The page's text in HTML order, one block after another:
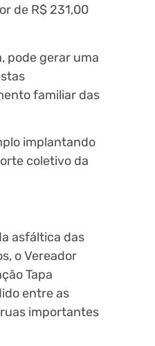
de R$ 231,00
pode gerar uma
familiar das
implantando
coletivo da
asfáltica das
o Vereador
Tapa
entre as
importantes